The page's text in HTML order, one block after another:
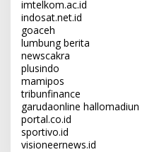
imtelkom.ac.id
indosat.net.id
goaceh
lumbung berita
newscakra
plusindo
mamipos
tribunfinance
garudaonline hallomadiun
portal.co.id
sportivo.id
visioneernews.id